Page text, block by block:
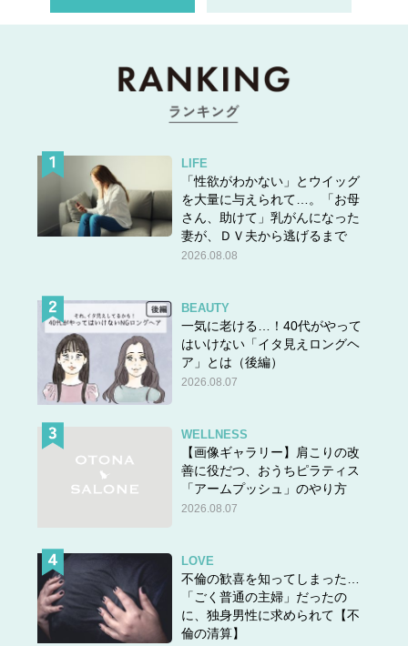
LIFE
「性欲がわかない」とウイッグ
を大量に与えられて…。「お母
さん、助けて」乳がんになった
妻が、ＤＶ夫から逃げるまで
2026.08.08
BEAUTY
一気に老ける…！40代がやって
はいけない「イタ見えロングヘ
ア」とは（後編）
2026.08.07
WELLNESS
【画像ギャラリー】肩こりの改
善に役だつ、おうちピラティス
「アームプッシュ」のやり方
2026.08.07
LOVE
不倫の歓喜を知ってしまった…
「ごく普通の主婦」だったの
に、独身男性に求められて【不
倫の清算】